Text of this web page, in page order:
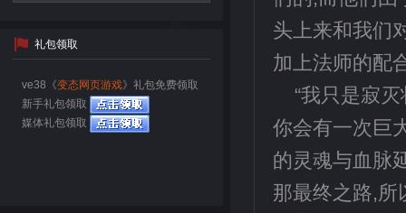
礼包领取
ve38《变态网页游戏》礼包免费领取
新手礼包领取
媒体礼包领取
头上来和我们
加上法师的配
“我只是寂
你会有一次巨
的灵魂与血脉
那最终之路,所